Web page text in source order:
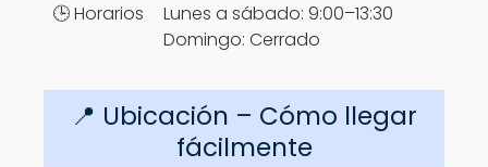
🕒 Horarios
Lunes a sábado: 9:00–13:30
Domingo: Cerrado
📍 Ubicación – Cómo llegar
fácilmente